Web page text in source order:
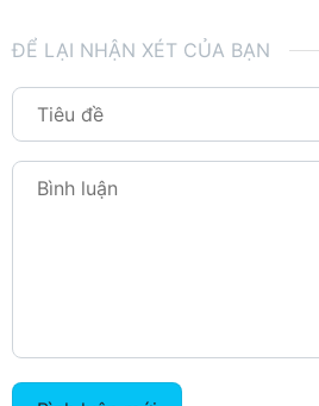
ĐỂ LẠI NHẬN XÉT CỦA BẠN